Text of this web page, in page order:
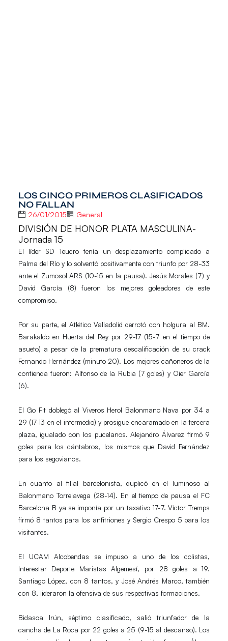
LOS CINCO PRIMEROS CLASIFICADOS
NO FALLAN
26/01/2015 General
DIVISIÓN DE HONOR PLATA MASCULINA-
Jornada 15
El líder SD Teucrotenía un desplazamiento complicado a
Palma del Río y lo solventó positivamente con triunfo por 28-33
ante el Zumosol ARS (10-15 en la pausa). Jesús Morales (7) y
David García (8) fueron los mejores goleadores de este
compromiso.
Por su parte, el Atlético Valladolidderrotó con holgura al BM.
Barakaldoen Huerta del Rey por 29-17 (15-7 en el tiempo de
asueto) a pesar de la prematura descalificación de su crack
Fernando Hernández (minuto 20). Los mejores cañoneros de la
contienda fueron: Alfonso de la Rubia (7 goles) y Oier García
(6).
El Go Fit doblegó al Viveros Herol Balonmano Nava por 34 a
29 (17-13 en el intermedio) y prosigue encaramado en la tercera
plaza, igualado con los pucelanos.Alejandro Álvarez firmó 9
goles para los cántabros, los mismos que David Fernández
para los segovianos.
En cuanto al filial barcelonista, duplicó en el luminoso al
Balonmano Torrelavega (28-14). En el tiempo de pausa el FC
Barcelona B ya se imponía por un taxativo 17-7.Víctor Tremps
firmó 8 tantos para los anfitriones y Sergio Crespo5 para los
visitantes.
El UCAM Alcobendas se impuso a uno de los colistas,
Interestar Deporte Maristas Algemesí, por 28 goles a 19.
Santiago López, con 8 tantos, y José Andrés Marco, también
con 8, lideraron la ofensiva de sus respectivas formaciones.
Bidasoa Irún, séptimo clasificado, salió triunfador de la
cancha de La Roca por 22 goles a 25 (9-15 al descanso). Los